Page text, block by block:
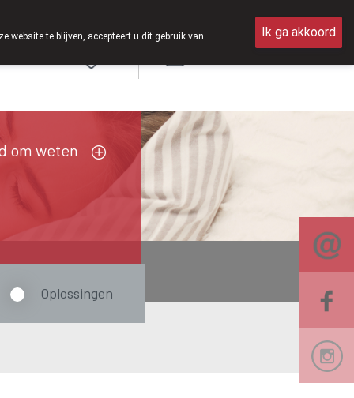
om weten
Oplossingen
website te blijven, accepteert u dit gebruik van
Ik ga akkoord